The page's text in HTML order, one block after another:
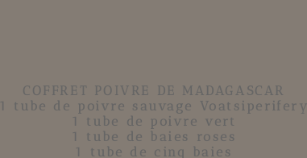
COFFRET POIVRE DE MADAGASCAR
1 tube de
poivre sauvage Voatsiperifery
1 tube de poivre vert
1 tube de
baies roses
1 tube de cinq baies